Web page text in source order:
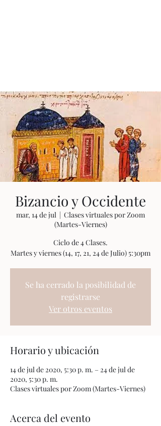
Bizancio y Occidente
mar, 14 de jul
  |
Clases virtuales por Zoom
(Martes-Viernes)
Ciclo de 4 Clases.
Martes y viernes (14, 17, 21, 24 de Julio) 5:30pm
Se ha cerrado la posibilidad de
registrarse
Ver otros eventos
Horario y ubicación
14 de jul de 2020, 5:30 p. m. – 24 de jul de
2020, 5:30 p. m.
Clases virtuales por Zoom (Martes-Viernes)
Acerca del evento